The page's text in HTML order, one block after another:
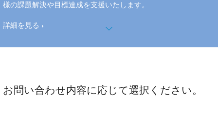
様の課題解決や目標達成を支援いたします。
詳細を見る
お問い合わせ内容に応じて選択ください。